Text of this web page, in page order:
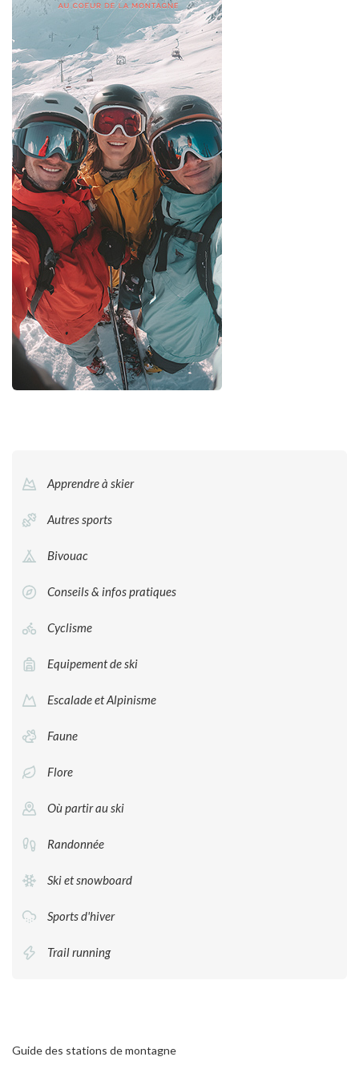
Apprendre à skier
Autres sports
Bivouac
Conseils & infos pratiques
Cyclisme
Equipement de ski
Escalade et Alpinisme
Faune
Flore
Où partir au ski
Randonnée
Ski et snowboard
Sports d'hiver
Trail running
Guide des stations de montagne